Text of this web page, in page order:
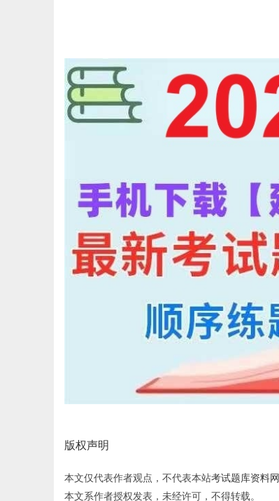
版权声明
本文仅代表作者观点，不代表本站考试题库资料网
本文系作者授权发表，未经许可，不得转载。